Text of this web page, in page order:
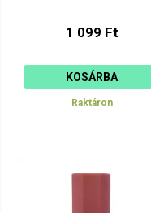
1 099 Ft
KOSÁRBA
Raktáron